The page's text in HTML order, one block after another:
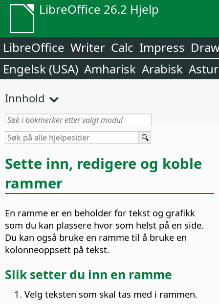
LibreOffice 26.2 Hjelp
LibreOffice Writer Calc Impress
Engelsk (USA) Amharisk Arabisk
Innhold
Sette inn, redigere og koble
rammer
En ramme er en beholder for tekst og grafikk
som du kan plassere hvor som helst på en side.
Du kan også bruke en ramme til å bruke en
kolonneoppsett på tekst.
Slik setter du inn en ramme
Velg teksten som skal tas med i rammen.